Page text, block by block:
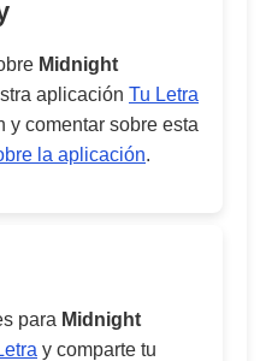
Midnight
aplicación Tu Letra
y comentar sobre esta
la aplicación.
para Midnight
y comparte tu